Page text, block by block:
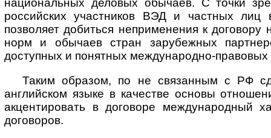
национальных деловых обычаев. С точки
российских участников ВЭД и частных лиц
позволяет добиться неприменения к
норм и обычаев стран зарубежных
доступных и понятных международно-правовых
Таким образом, по не связанным с РФ
английском языке в качестве основы
акцентировать в договоре международный
договоров.